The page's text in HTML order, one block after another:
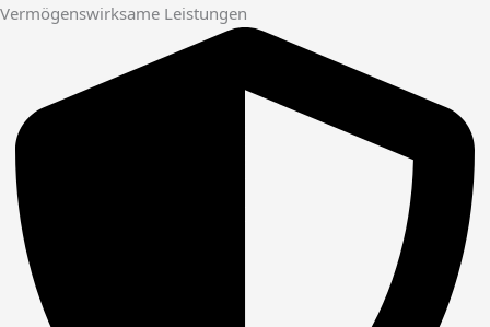
Vermögenswirksame Leistungen